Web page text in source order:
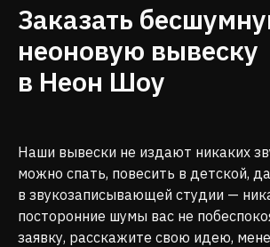
Заказать
неоновую вывеску
в Неон Шоу
Наши вывески не издают никаких
можно спать, повесить в детской,
в звукозаписывающей студии —
посторонние шумы вас не
заявку, расскажите свою идею,